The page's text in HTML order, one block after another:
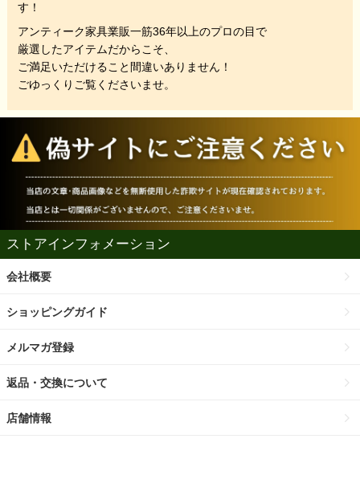
す！
アンティーク家具業販一筋36年以上のプロの目で
厳選したアイテムだからこそ、
ご満足いただけること間違いありません！
ごゆっくりご覧くださいませ。
ストアインフォメーション
会社概要
ショッピングガイド
メルマガ登録
返品・交換について
店舗情報